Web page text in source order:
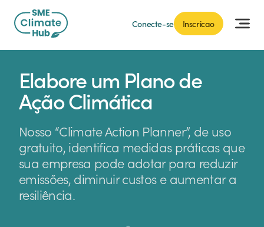
Conecte-se Inscricao
Elabore um Plano de
Ação Climática
Nosso “Climate Action Planner”, de uso
gratuito, identifica medidas práticas que
sua empresa pode adotar para reduzir
emissões, diminuir custos e aumentar a
resiliência.